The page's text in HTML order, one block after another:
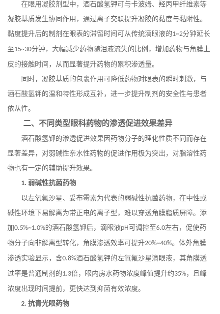
在眼用凝胶剂型中，酒石酸氢钾可与卡波姆、羟丙甲纤维素等
凝胶基质发生协同作用，通过离子交联提升凝胶的黏度与黏附性。
黏度提升后的制剂在眼表的滞留时间可从传统滴眼液的1~2分钟延长
至15~30分钟，大幅减少药物随泪液流失的比例，增加药物与角膜上
皮的接触时间，从而显著提升药物的累积渗透量。
同时，凝胶基质的包裹作用可降低药物对眼表的瞬时刺激，与
酒石酸氢钾的温和特性形成互补，进一步提升制剂的安全性与患者
依从性。
二、不同类型眼科药物的渗透促进效果差异
酒石酸氢钾的渗透促进效果因药物分子的理化性质不同而存在
显著差异，对弱碱性亲水性药物的促进作用极为突出，对脂溶性药
物也有一定的辅助提升效果。
1. 弱碱性抗菌药物
以左氧氟沙星、妥布霉素为代表的弱碱性抗菌药物，在中性或
碱性环境下易解离为带正电的离子型，难以穿透角膜脂质屏障。添
加0.5%~1.0%的酒石酸氢钾后，滴眼液pH 可调控至6.0左右，促使药
物分子向非解离型转化，角膜渗透效率可提升20%~40%。体外角膜
渗透实验显示，含0.8%酒石酸氢钾的左氧氟沙星滴眼液，其角膜透
过率是普通制剂的1.3倍，眼内房水药物浓度峰值提升约35%，且峰
浓度出现时间提前，更快达到抑菌有效浓度。
2. 抗青光眼药物